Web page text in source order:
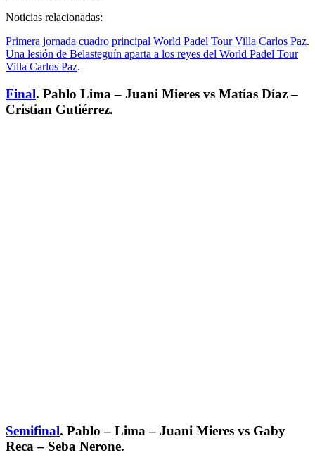
Noticias relacionadas:
Primera jornada cuadro principal World Padel Tour Villa Carlos Paz.
Una lesión de Belasteguín aparta a los reyes del World Padel Tour
Villa Carlos Paz.
Final. Pablo Lima – Juani Mieres vs Matías Díaz –
Cristian Gutiérrez.
Semifinal. Pablo – Lima – Juani Mieres vs Gaby
Reca – Seba Nerone.